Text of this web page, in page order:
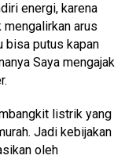
energi, karena
arus
bisa putus kapan
Saya mengajak
listrik yang
Jadi kebijakan
oleh